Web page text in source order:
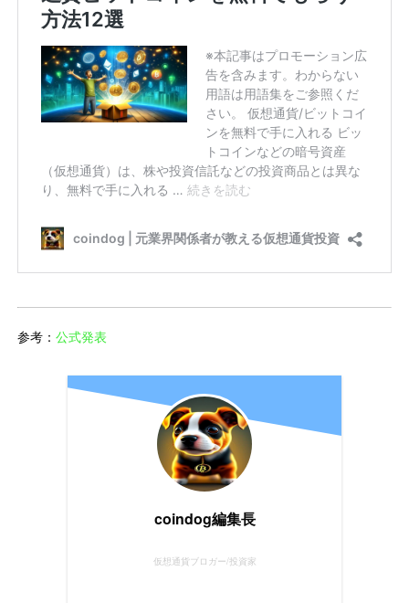
参考：公式発表
coindog編集長
仮想通貨ブロガー/投資家